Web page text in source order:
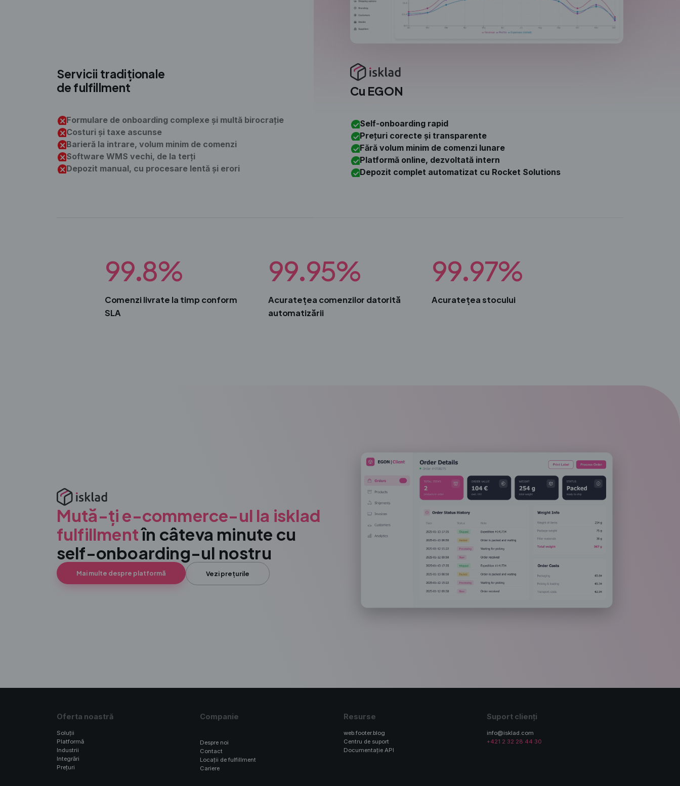
Servicii tradiționale
de fulfillment
Formulare de onboarding complexe și multă birocrație
Costuri și taxe ascunse
Barieră la intrare, volum minim de comenzi
Software WMS vechi, de la terți
Depozit manual, cu procesare lentă și erori
Cu EGON
Self-onboarding rapid
Prețuri corecte și transparente
Fără volum minim de comenzi lunare
Platformă online, dezvoltată intern
Depozit complet automatizat cu Rocket Solutions
99.8%
Comenzi livrate la timp conform
SLA
99.95%
Acuratețea comenzilor datorită
automatizării
99.97%
Acuratețea stocului
Mută-ți e-commerce-ul la isklad
fulfillmentîn câteva minute cu
self-onboarding-ul nostru
Mai multe despre platformă Vezi prețurile
Oferta noastră
Soluții
Platformă
Industrii
Integrări
Prețuri
Companie
Despre noi
Contact
Locații de fulfillment
Cariere
Resurse
web.footer.blog
Centru de suport
Documentație API
Suport clienți
info@isklad.com
+421 2 32 28 44 30